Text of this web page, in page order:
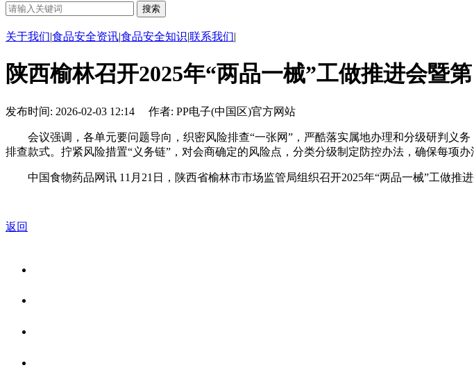
关于我们|食品安全资讯|食品安全知识|联系我们|
陕西榆林召开2025年“两品一械”工做推进会暨第
发布时间: 2026-02-03 12:14 作者: PP电子(中国区)官方网站
会议强调，各单元要问题导向，织密风险排查“一张网”，严酷落实属地办理和分级研判义
排查款式。拧紧风险措置“义务链”，对会商确定的风险点，分类分级制定防控办法，确保每项
中国食物药品网讯 11月21日，陕西省榆林市市场监管局组织召开2025年“两品一械”工做推
返回